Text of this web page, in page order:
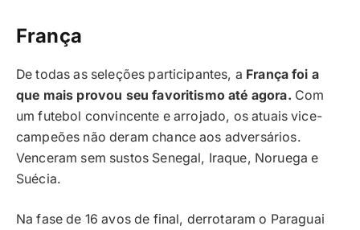
França
De todas as seleções participantes, a França foi a
que mais provou seu favoritismo até agora. Com
um futebol convincente e arrojado, os atuais vice-
campeões não deram chance aos adversários.
Venceram sem sustos Senegal, Iraque, Noruega e
Suécia.
Na fase de 16 avos de final, derrotaram o Paraguai